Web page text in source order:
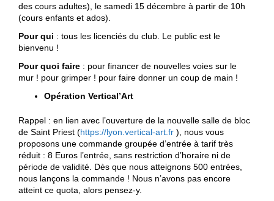
des cours adultes), le samedi 15 décembre à partir de 10h
(cours enfants et ados).
Pour qui : tous les licenciés du club. Le public est le
bienvenu !
Pour quoi faire : pour financer de nouvelles voies sur le
mur ! pour grimper ! pour faire donner un coup de main !
Opération Vertical’Art
Rappel : en lien avec l’ouverture de la nouvelle salle de bloc
de Saint Priest (https://lyon.vertical-art.fr ), nous vous
proposons une commande groupée d’entrée à tarif très
réduit : 8 Euros l’entrée, sans restriction d’horaire ni de
période de validité. Dès que nous atteignons 500 entrées,
nous lançons la commande ! Nous n’avons pas encore
atteint ce quota, alors pensez-y.